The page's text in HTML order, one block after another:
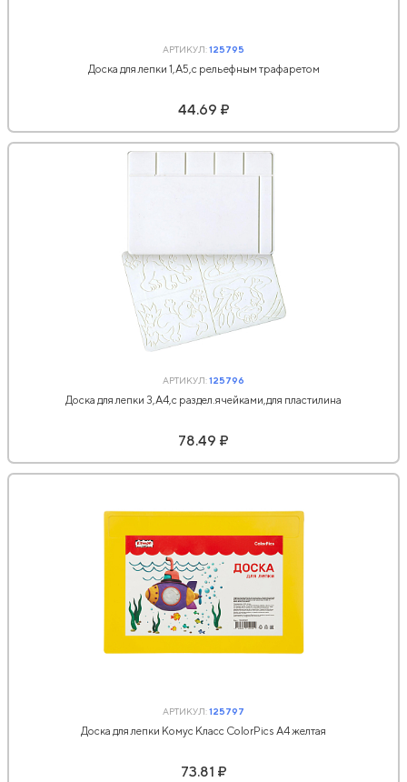
АРТИКУЛ:125795
Доска для лепки 1,А5,с рельефным трафаретом
44.69 ₽
АРТИКУЛ:125796
Доска для лепки 3,А4,с раздел.ячейками,для пластилина
78.49 ₽
АРТИКУЛ:125797
Доска для лепки Комус Класс ColorPics А4 желтая
73.81 ₽